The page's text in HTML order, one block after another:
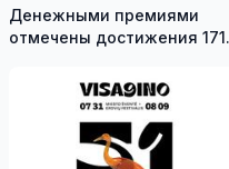
Денежными премиями
отмечены достижения 171
трех педагогов